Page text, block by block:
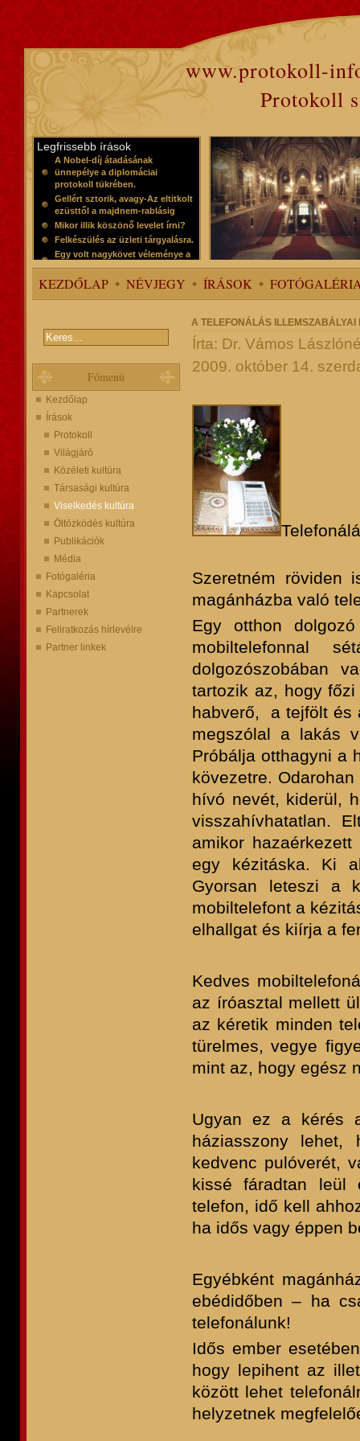
www.protokoll-
Protokoll
Legfrissebb írások
A Nobel-díj átadásának
ünnepélye a diplomáciai
protokoll tükrében.
Gellért sztorik, avagy-Az eltitkolt
ezüsttől a majdnem-rablásig
Mikor illik köszönő levelet írni?
Felkészülés az üzleti tárgyalásra.
Egy volt nagykövet véleménye a
protokollról
KEZDŐLAP NÉVJEGY ÍRÁSOK
Főmenü
Kezdőlap
Írások
Protokoll
Világjáró
Közéleti kultúra
Társasági kultúra
Viselkedés kultúra
Öltözködés kultúra
Publikációk
Média
Fotógaléria
Kapcsolat
Partnerek
Feliratkozás hírlevélre
Partner linkek
A TELEFONÁLÁS
Írta: Dr. Vámos
2009. október 14.
Szeretném röviden
magánházba való
Egy otthon
mobiltelefonnal
dolgozószobában
tartozik az, hogy
habverő, a tejfölt és
megszólal a lakás
Próbálja otthagyni a
kövezetre.
hívó nevét, kiderül,
visszahívhatatlan.
amikor
egy kézitáska. Ki
Gyorsan leteszi a
mobiltelefont a
elhallgat és kiírja a
Kedves
az íróasztal mellett
az kéretik minden
türelmes, vegye
mint az, hogy egész
Ugyan ez a kérés
háziasszony
kedvenc pulóverét,
kissé fáradtan leül
telefon, idő kell
ha idős vagy éppen
Egyébként
ebédidőben – ha
telefonálunk!
Idős ember
hogy lepihent az
között lehet
helyzetnek